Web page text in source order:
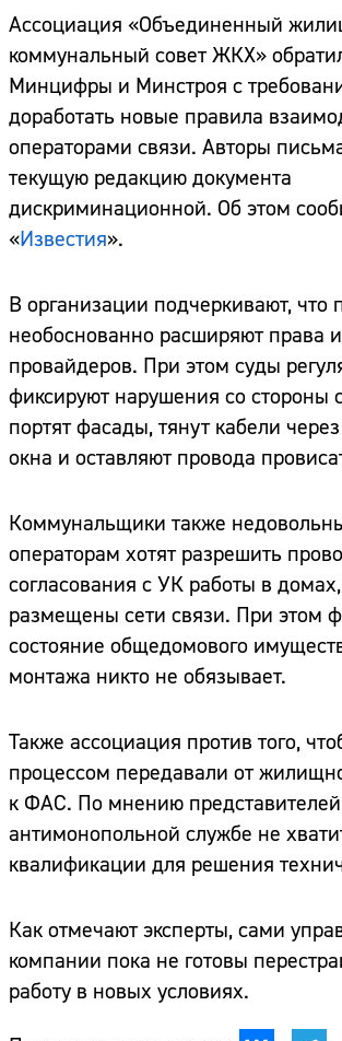
Ассоциация «Объединенный
коммунальный совет ЖКХ»
Минцифры и Минстроя с
доработать новые правила
операторами связи. Авторы
текущую редакцию документа
дискриминационной. Об этом
«Известия».
В организации подчеркивают, что
необоснованно расширяют права
провайдеров. При этом суды
фиксируют нарушения со стороны
портят фасады, тянут кабели
окна и оставляют провода
Коммунальщики также
операторам хотят разрешить
согласования с УК работы в
размещены сети связи. При этом
состояние общедомового
монтажа никто не обязывает.
Также ассоциация против того,
процессом передавали от
к ФАС. По мнению
антимонопольной службе не
квалификации для решения
Как отмечают эксперты, сами
компании пока не готовы
работу в новых условиях.